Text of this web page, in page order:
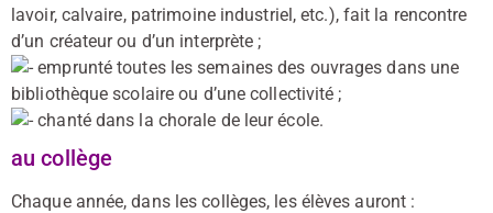
lavoir, calvaire, patrimoine industriel, etc.), fait la rencontre
d’un créateur ou d’un interprète ;
emprunté toutes les semaines des ouvrages dans une
bibliothèque scolaire ou d’une collectivité ;
chanté dans la chorale de leur école.
au collège
Chaque année, dans les collèges, les élèves auront :